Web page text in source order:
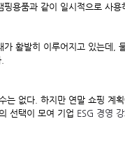
용품과 같이 일시적으로 사용
활발히 이루어지고 있는데,
는 없다. 하지만 연말 쇼핑 계
선택이 모여 기업 ESG 경영